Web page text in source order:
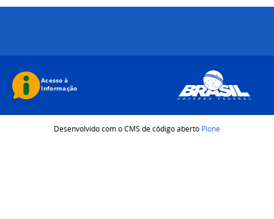
Desenvolvido com o CMS de código aberto Plone